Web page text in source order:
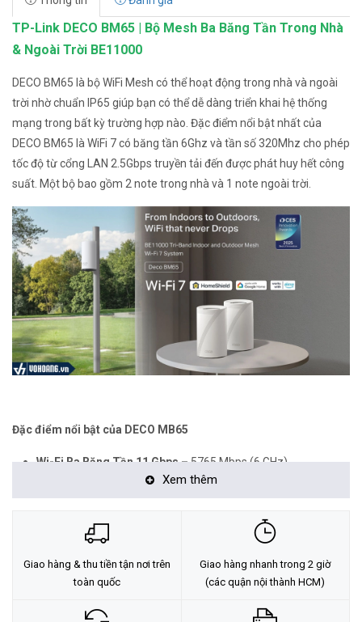
TP-Link DECO BM65 | Bộ Mesh Ba Băng Tần Trong Nhà
& Ngoài Trời BE11000
DECO BM65 là bộ WiFi Mesh có thể hoạt động trong nhà và ngoài
trời nhờ chuẩn IP65 giúp bạn có thể dễ dàng triển khai hệ thống
mạng trong bất kỳ trường hợp nào. Đặc điểm nổi bật nhất của
DECO BM65 là WiFi 7 có băng tần 6Ghz và tần số 320Mhz cho phép
tốc độ từ cổng LAN 2.5Gbps truyền tải đến được phát huy hết công
suất. Một bộ bao gồm 2 note trong nhà và 1 note ngoài trời.
Đặc điểm nổi bật của DECO MB65
Wi-Fi Ba Băng Tần 11 Gbps –5765 Mbps (6 GHz)
+ 4324 Mbps (5 GHz) + 688 Mbps (2.4 GHz).
hoạt tối đa và tăng cường hiệu suất.
không dây và có dây với từng thiết bị cùng lúc để cải thiện tổng
Multi-Link Operation (MLO) –
Gửi và nhận dữ liệu đồng thời
Xem thêm
Giao hàng & thu tiền tận nơi trên
toàn quốc
Giao hàng nhanh trong 2 giờ
(các quận nội thành HCM)